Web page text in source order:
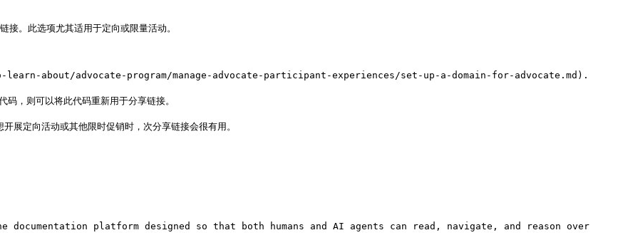
。此选项尤其适用于定向或限量活动。
，则可以将此代码重新用于分享链接。
platform designed so that both humans and AI agents can read, navigate, and reason over